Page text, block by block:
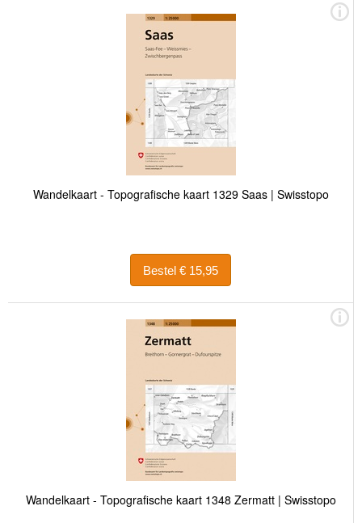
Wandelkaart - Topografische kaart 1329 Saas | Swisstopo
Bestel € 15,95
Wandelkaart - Topografische kaart 1348 Zermatt | Swisstopo